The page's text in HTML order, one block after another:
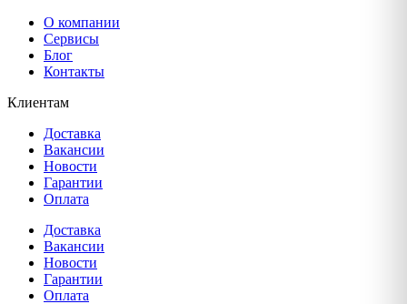
О компании
Сервисы
Блог
Контакты
Клиентам
Доставка
Вакансии
Новости
Гарантии
Оплата
Доставка
Вакансии
Новости
Гарантии
Оплата